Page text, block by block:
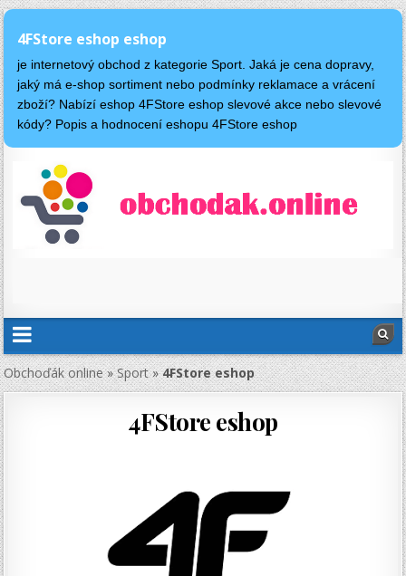
4FStore eshop eshop
je internetový obchod z kategorie Sport. Jaká je cena dopravy,
jaký má e-shop sortiment nebo podmínky reklamace a vrácení
zboží? Nabízí eshop 4FStore eshop slevové akce nebo slevové
kódy? Popis a hodnocení eshopu 4FStore eshop
Obchoďák online»Sport»4FStore eshop
4FStore eshop